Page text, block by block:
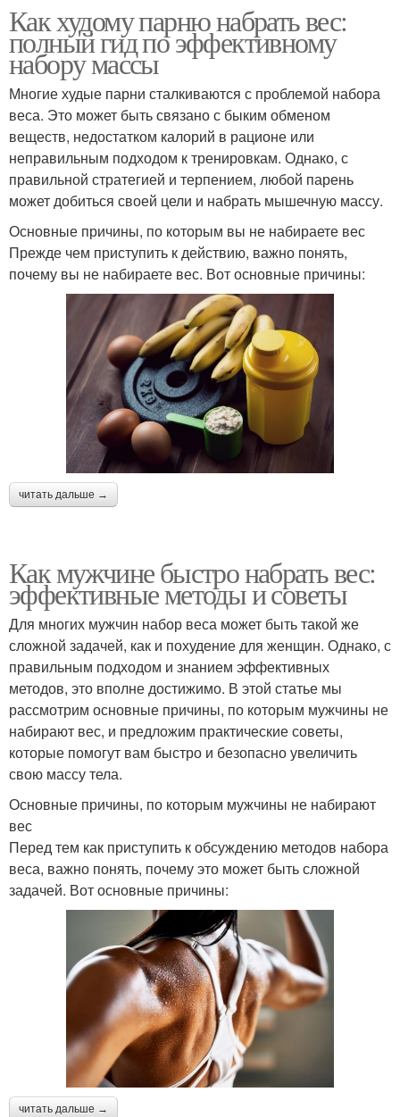
Как худому парню набрать вес:
полный гид по эффективному
набору массы
Многие худые парни сталкиваются с проблемой набора
веса. Это может быть связано с быким обменом
веществ, недостатком калорий в рационе или
неправильным подходом к тренировкам. Однако, с
правильной стратегией и терпением, любой парень
может добиться своей цели и набрать мышечную массу.
Основные причины, по которым вы не набираете вес
Прежде чем приступить к действию, важно понять,
почему вы не набираете вес. Вот основные причины:
читать дальше →
Как мужчине быстро набрать вес:
эффективные методы и советы
Для многих мужчин набор веса может быть такой же
сложной задачей, как и похудение для женщин. Однако, с
правильным подходом и знанием эффективных
методов, это вполне достижимо. В этой статье мы
рассмотрим основные причины, по которым мужчины не
набирают вес, и предложим практические советы,
которые помогут вам быстро и безопасно увеличить
свою массу тела.
Основные причины, по которым мужчины не набирают
вес
Перед тем как приступить к обсуждению методов набора
веса, важно понять, почему это может быть сложной
задачей. Вот основные причины:
читать дальше →